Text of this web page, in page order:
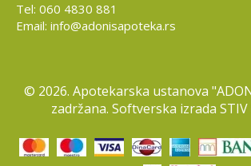
Tel: 060 4830 881
Email: info@adonisapoteka.rs
© 2026. Apotekarska ustanova
zadržana. Softverska izrada